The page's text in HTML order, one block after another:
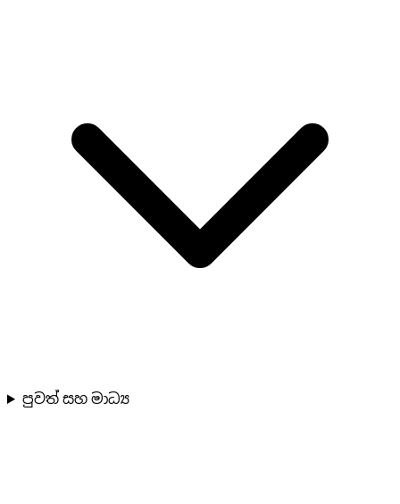
පුවත් සහ මාධ්‍ය